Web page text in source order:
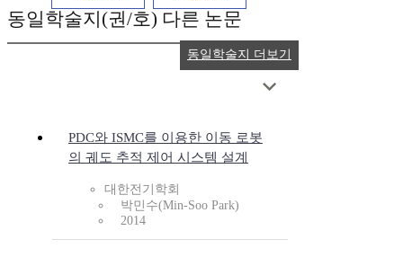
동일학술지(권/호) 다른 논문
PDC와 ISMC를 이용한 이동 로봇
의 궤도 추적 제어 시스템 설계
대한전기학회
박민수(Min-Soo Park)
2014
동일학술지 더보기